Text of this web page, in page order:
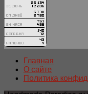
Главная
О сайте
Политика